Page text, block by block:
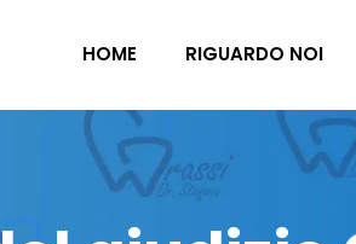
HOME RIGUARDO NOI